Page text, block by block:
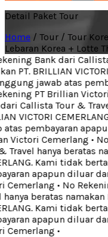
Detail Paket Tour
Home / Tour / Tour
Lebaran Korea + Lotte
Bank dari
PT. BRILLIAN
jawab atas
PT Brillian
Callista Tour &
VICTORI
pembayaran
Victori Cemerlang• No
hanya beratas
Kami tidak
apapun diluar
Cemerlang• No
beratas namakan
Kami tidak
apapun diluar
Cemerlang•